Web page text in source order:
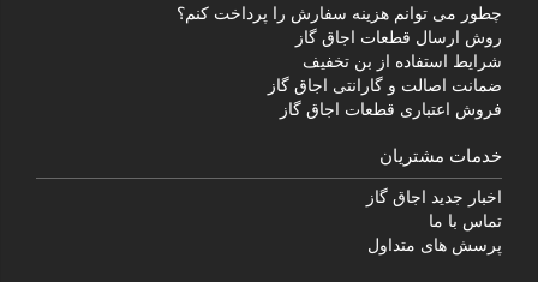
چطور می توانم هزینه سفارش را پرداخت کنم؟
روش ارسال قطعات اجاق گاز
شرایط استفاده از بن تخفیف
ضمانت اصالت و گارانتی اجاق گاز
فروش اعتباری قطعات اجاق گاز
خدمات مشتریان
اخبار جدید اجاق گاز
تماس با ما
پرسش های متداول